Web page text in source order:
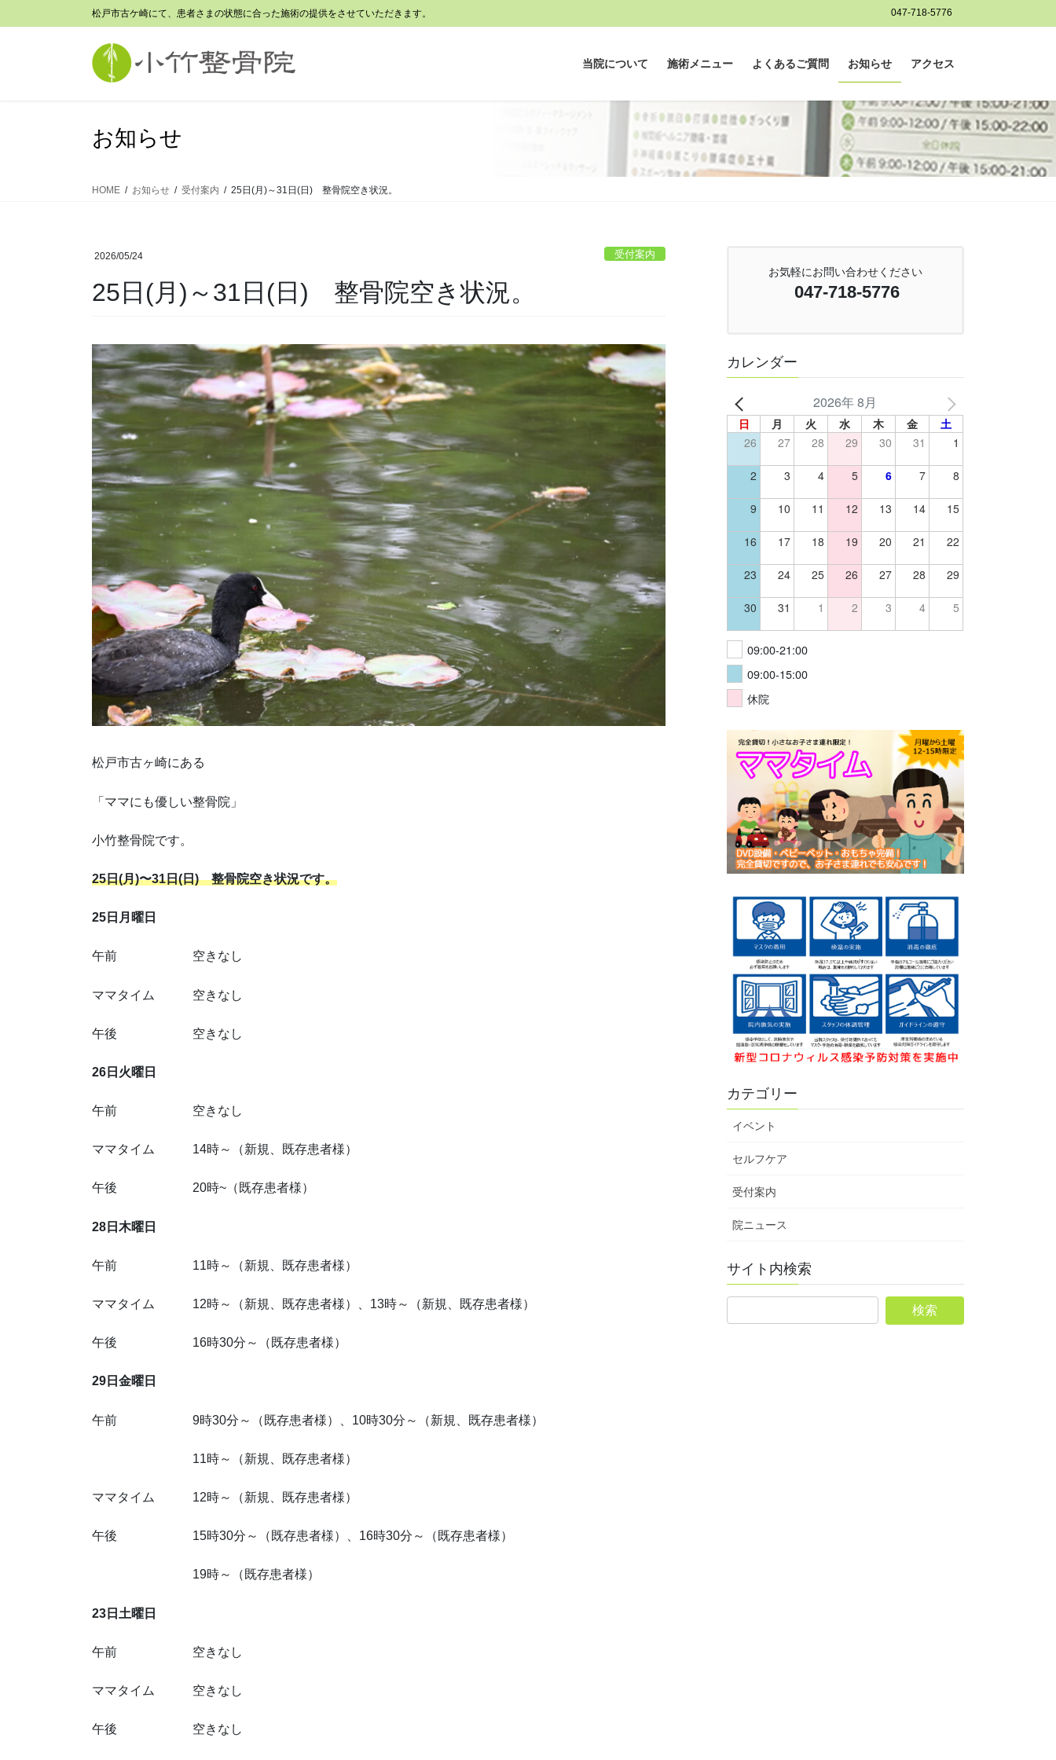
ン
ビ
松戸市古ケ崎にて、患者さまの状態に合った施術の提供をさせていただきます。 047-718-5776
当院について 施術メニュー よくあるご質問 お知らせ アクセス
お知らせ
HOME お知らせ 受付案内 25日(月)～31日(日) 整骨院空き状況。
2026/05/24 受付案内
25日(月)～31日(日) 整骨院空き状況。
松戸市古ヶ崎にある
「ママにも優しい整骨院」
小竹整骨院です。
25日(月)〜31日(日) 整骨院空き状況です。
25日月曜日
午前 空きなし
ママタイム 空きなし
午後 空きなし
26日火曜日
午前 空きなし
ママタイム 14時～（新規、既存患者様）
午後 20時~（既存患者様）
28日木曜日
午前 11時～（新規、既存患者様）
ママタイム 12時～（新規、既存患者様）、13時～（新規、既存患者様）
午後 16時30分～（既存患者様）
29日金曜日
午前 9時30分～（既存患者様）、10時30分～（新規、既存患者様）
11時～（新規、既存患者様）
ママタイム 12時～（新規、既存患者様）
午後 15時30分～（既存患者様）、16時30分～（既存患者様）
19時～（既存患者様）
23日土曜日
午前 空きなし
ママタイム 空きなし
午後 空きなし
お気軽にお問い合わせください
047-718-5776
カレンダー
2026年 8月
日 月 火 水 木 金
土
26
27 28 29 30 31 1
2 3 4 5 6 7 8
9 10 11 12 13 14 15
16 17 18 19 20 21 22
23 24 25 26 27 28 29
30 31 1 2 3 4 5
09:00-21:00
09:00-15:00
休院
カテゴリー
イベント
セルフケア
受付案内
院ニュース
サイト内検索